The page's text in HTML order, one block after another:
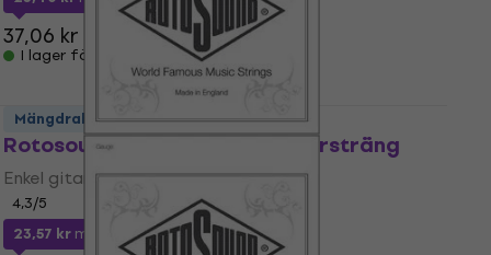
37,06 kr
I lager för E-shop
Rotosound NC 048 Enkel gitarrsträng
Enkel gitarrsträng
4,3/5
23,57 krmed kodMUZMUZ-35
Mängdrabatt